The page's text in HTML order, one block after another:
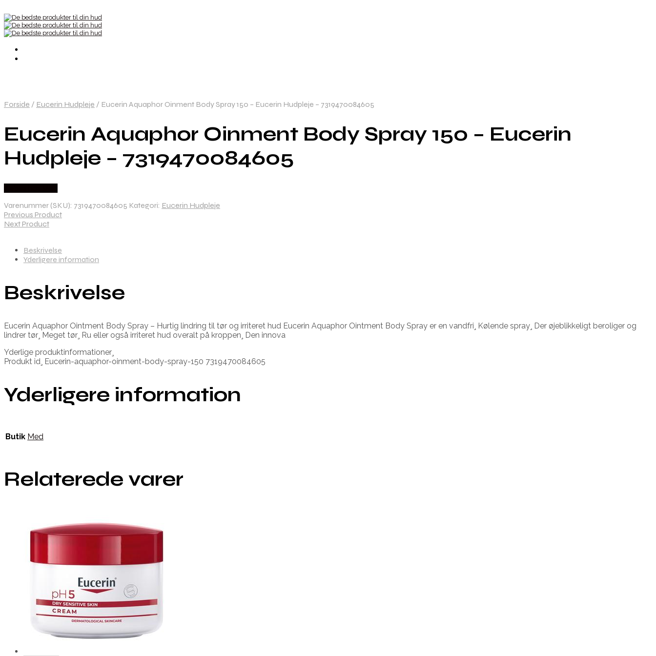
Forside / Eucerin Hudpleje / Eucerin Aquaphor Oinment Body Spray 150 – Eucerin Hudpleje – 7319470084605
Eucerin Aquaphor Oinment Body Spray 150 – Eucerin
Hudpleje – 7319470084605
Varenummer (SKU): 7319470084605 Kategori: Eucerin Hudpleje
Previous Product
Next Product
Beskrivelse
Yderligere information
Beskrivelse
Eucerin Aquaphor Ointment Body Spray – Hurtig lindring til tør og irriteret hud Eucerin Aquaphor Ointment Body Spray er en vandfri¸ Kølende spray¸ Der øjeblikkeligt beroliger og
lindrer tør¸ Meget tør¸ Ru eller også irriteret hud overalt på kroppen¸ Den innova
Yderlige produktinformationer¸
Produkt id¸ Eucerin-aquaphor-oinment-body-spray-150 7319470084605
Yderligere information
Butik Med
Relaterede varer